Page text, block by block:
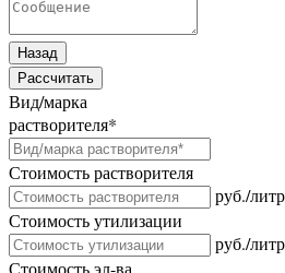
Назад
Рассчитать
Вид/марка
растворителя*
Стоимость растворителя
руб./литр
Стоимость утилизации
руб./литр
Стоимость эл-ва